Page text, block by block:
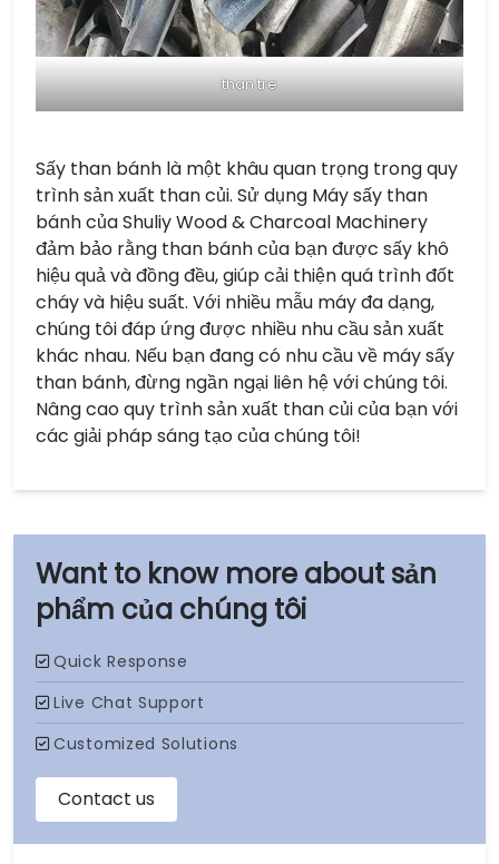
sản
phẩm của chúng tôi
than tre
Sấy than bánh là một khâu quan trọng trong quy
trình sản xuất than củi. Sử dụng Máy sấy than
bánh của Shuliy Wood & Charcoal Machinery
đảm bảo rằng than bánh của bạn được sấy khô
hiệu quả và đồng đều, giúp cải thiện quá trình đốt
cháy và hiệu suất. Với nhiều mẫu máy đa dạng,
chúng tôi đáp ứng được nhiều nhu cầu sản xuất
khác nhau. Nếu bạn đang có nhu cầu về máy sấy
than bánh, đừng ngần ngại liên hệ với chúng tôi.
Nâng cao quy trình sản xuất than củi của bạn với
các giải pháp sáng tạo của chúng tôi!